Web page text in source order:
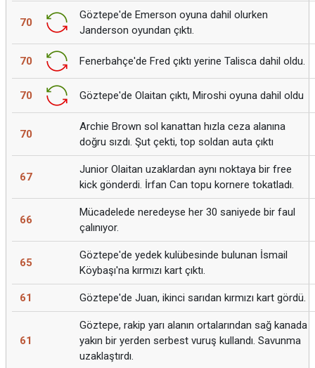
70
Göztepe'de Emerson oyuna dahil olurken
Janderson oyundan çıktı.
70 Fenerbahçe'de Fred çıktı yerine Talisca dahil oldu.
70 Göztepe'de Olaitan çıktı, Miroshi oyuna dahil oldu
70
Archie Brown sol kanattan hızla ceza alanına
doğru sızdı. Şut çekti, top soldan auta çıktı
67
Junior Olaitan uzaklardan aynı noktaya bir free
kick gönderdi. İrfan Can topu kornere tokatladı.
66
Mücadelede neredeyse her 30 saniyede bir faul
çalınıyor.
65
Göztepe'de yedek kulübesinde bulunan İsmail
Köybaşı'na kırmızı kart çıktı.
61 Göztepe'de Juan, ikinci sarıdan kırmızı kart gördü.
61
Göztepe, rakip yarı alanın ortalarından sağ kanada
yakın bir yerden serbest vuruş kullandı. Savunma
uzaklaştırdı.